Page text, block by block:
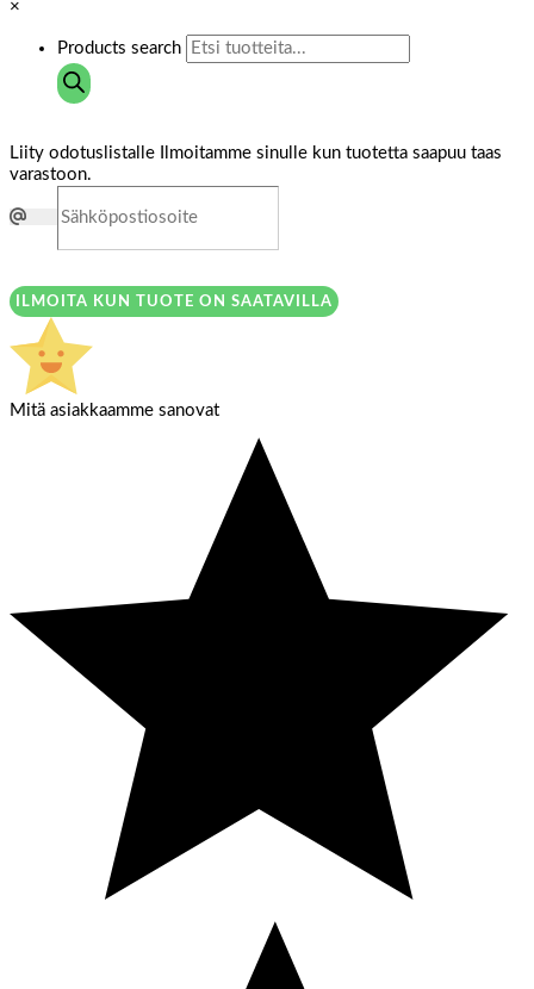
×
Products search
Liity odotuslistalle
Ilmoitamme sinulle kun tuotetta saapuu taas
varastoon.
ILMOITA KUN TUOTE ON SAATAVILLA
Mitä asiakkaamme sanovat